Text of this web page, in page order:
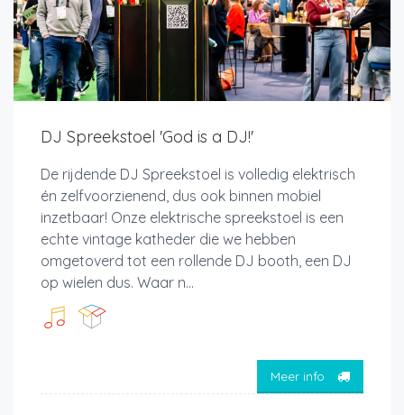
DJ Spreekstoel 'God is a DJ!'
De rijdende DJ Spreekstoel is volledig elektrisch
én zelfvoorzienend, dus ook binnen mobiel
inzetbaar! Onze elektrische spreekstoel is een
echte vintage katheder die we hebben
omgetoverd tot een rollende DJ booth, een DJ
op wielen dus. Waar n...
Meer info